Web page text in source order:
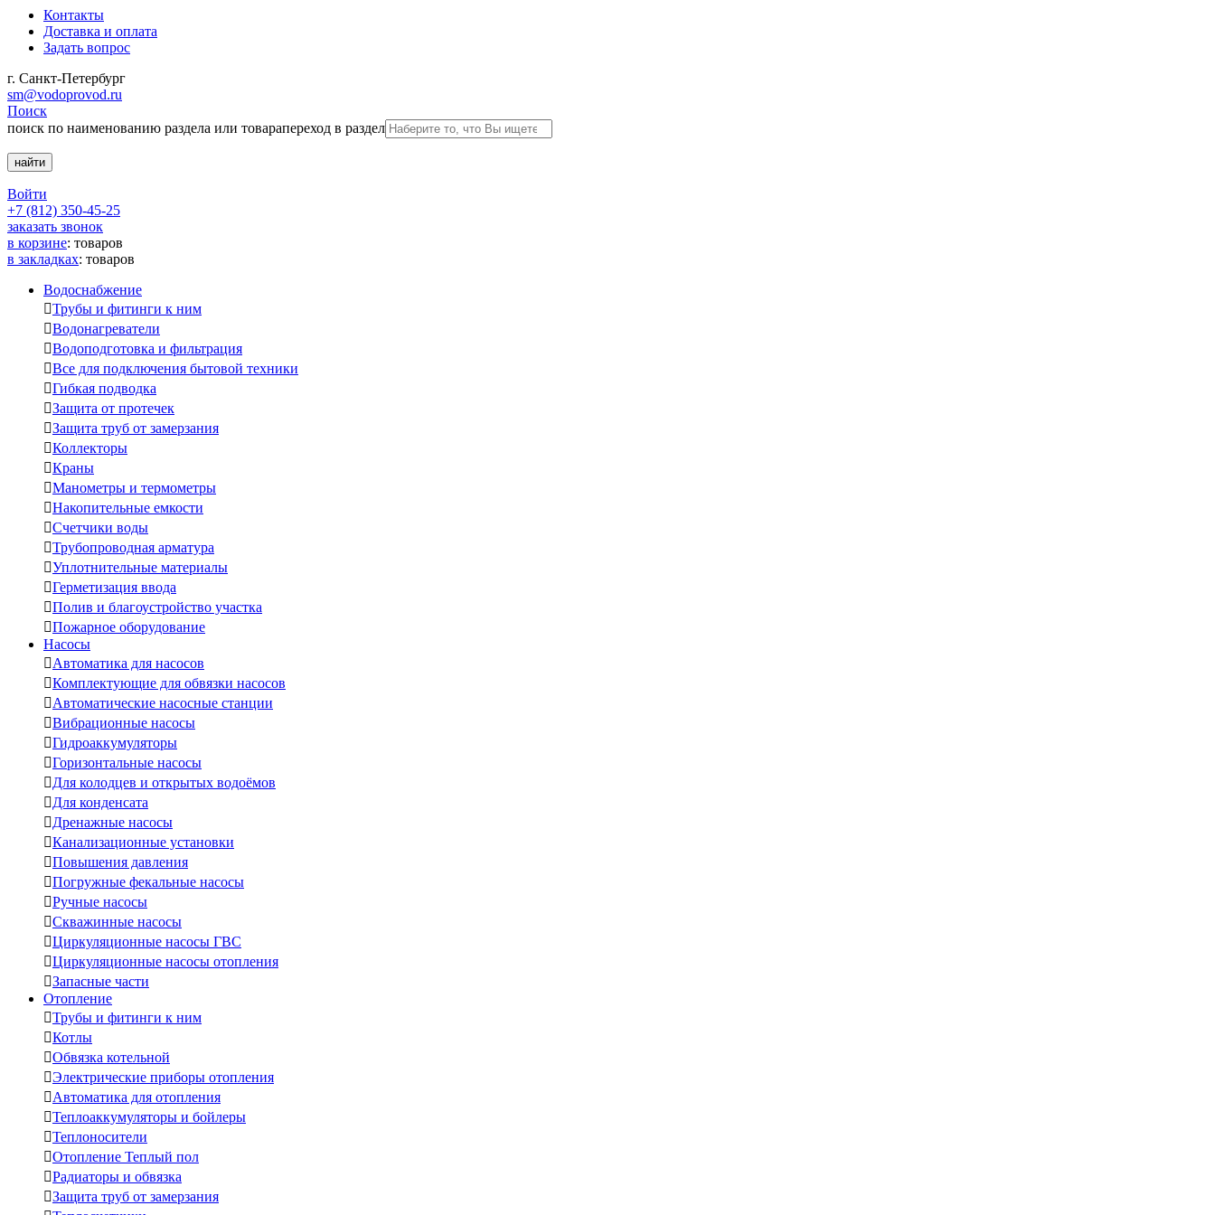
Контакты
Доставка и оплата
Задать вопрос
г. Санкт-Петербург
sm@vodoprovod.ru
Поиск
поиск по наименованию раздела или товарапереход в раздел
Войти
+7 (812) 350-45-25
заказать звонок
в корзине: товаров
в закладках: товаров
Водоснабжение
Трубы и фитинги к ним
Водонагреватели
Водоподготовка и фильтрация
Все для подключения бытовой техники
Гибкая подводка
Защита от протечек
Защита труб от замерзания
Коллекторы
Краны
Манометры и термометры
Накопительные емкости
Счетчики воды
Трубопроводная арматура
Уплотнительные материалы
Герметизация ввода
Полив и благоустройство участка
Пожарное оборудование
Насосы
Автоматика для насосов
Комплектующие для обвязки насосов
Автоматические насосные станции
Вибрационные насосы
Гидроаккумуляторы
Горизонтальные насосы
Для колодцев и открытых водоёмов
Для конденсата
Дренажные насосы
Канализационные установки
Повышения давления
Погружные фекальные насосы
Ручные насосы
Скважинные насосы
Циркуляционные насосы ГВС
Циркуляционные насосы отопления
Запасные части
Отопление
Трубы и фитинги к ним
Котлы
Обвязка котельной
Электрические приборы отопления
Автоматика для отопления
Теплоаккумуляторы и бойлеры
Теплоносители
Отопление Теплый пол
Радиаторы и обвязка
Защита труб от замерзания